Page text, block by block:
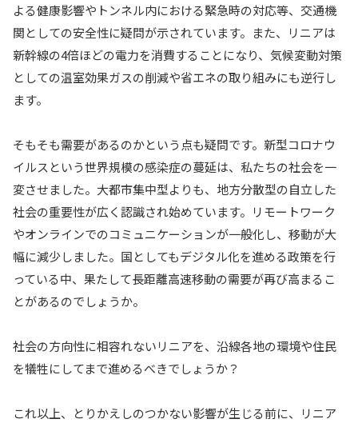
よる健康影響やトンネル内における緊急時の対応等、交通機
関としての安全性に疑問が示されています。また、リニアは
新幹線の4倍ほどの電力を消費することになり、気候変動対策
としての温室効果ガスの削減や省エネの取り組みにも逆行し
ます。
そもそも需要があるのかという点も疑問です。新型コロナウ
イルスという世界規模の感染症の蔓延は、私たちの社会を一
変させました。大都市集中型よりも、地方分散型の自立した
社会の重要性が広く認識され始めています。リモートワーク
やオンラインでのコミュニケーションが一般化し、移動が大
幅に減少しました。国としてもデジタル化を進める政策を行
っている中、果たして長距離高速移動の需要が再び高まるこ
とがあるのでしょうか。
社会の方向性に相容れないリニアを、沿線各地の環境や住民
を犠牲にしてまで進めるべきでしょうか？
これ以上、とりかえしのつかない影響が生じる前に、リニア